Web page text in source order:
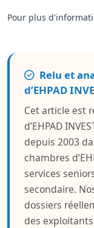
Pour plus
Relu et
d’EHPAD
Cet article est
d’EHPAD
depuis 2003
chambres
services
secondaire.
dossiers
des